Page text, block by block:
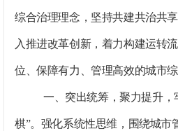
综合治理理念，坚持共建共治共
入推进改革创新，着力构建运转
位、保障有力、管理高效的城市综
一、突出统筹，聚力提升，
棋”。 强化系统性思维，围绕城市